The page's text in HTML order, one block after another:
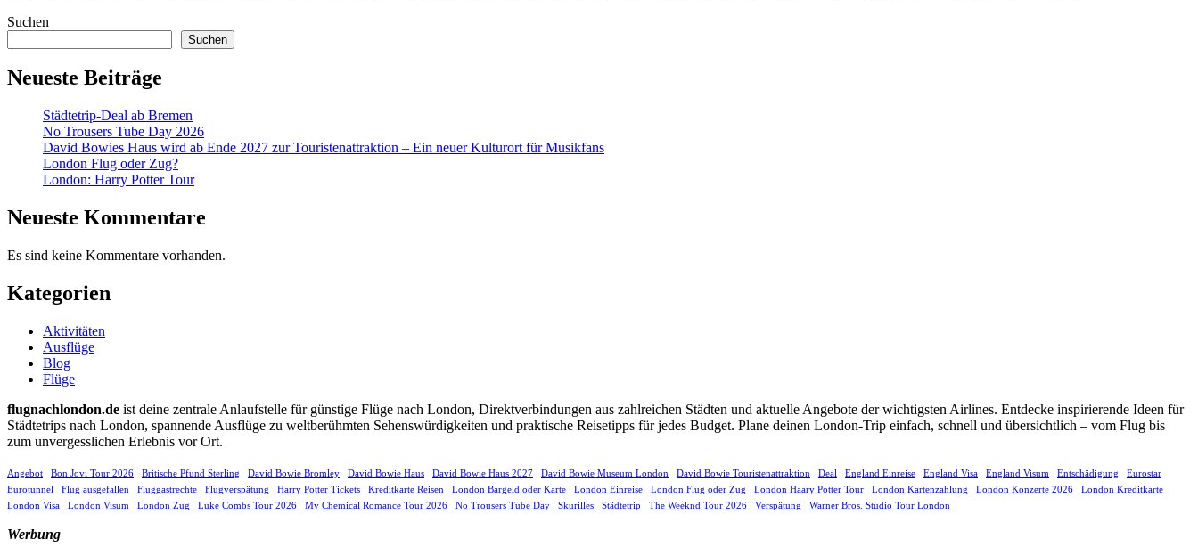
Suchen
Suchen
Neueste Beiträge
Städtetrip-Deal ab Bremen
No Trousers Tube Day 2026
David Bowies Haus wird ab Ende 2027 zur Touristenattraktion – Ein neuer Kulturort für Musikfans
London Flug oder Zug?
London: Harry Potter Tour
Neueste Kommentare
Es sind keine Kommentare vorhanden.
Kategorien
Aktivitäten
Ausflüge
Blog
Flüge
flugnachlondon.de ist deine zentrale Anlaufstelle für günstige Flüge nach London, Direktverbindungen aus zahlreichen Städten und aktuelle Angebote der wichtigsten Airlines. Entdecke inspirierende Ideen für
Städtetrips nach London, spannende Ausflüge zu weltberühmten Sehenswürdigkeiten und praktische Reisetipps für jedes Budget. Plane deinen London-Trip einfach, schnell und übersichtlich – vom Flug bis
zum unvergesslichen Erlebnis vor Ort.
Angebot Bon Jovi Tour 2026 Britische Pfund Sterling David Bowie Bromley David Bowie Haus David Bowie Haus 2027 David Bowie Museum London David Bowie Touristenattraktion Deal England Einreise England Visa England Visum Entschädigung
Eurostar
Eurotunnel
Flug ausgefallen Fluggastrechte Flugverspätung Harry Potter Tickets Kreditkarte Reisen London Bargeld oder Karte London Einreise London Flug oder Zug London Haary Potter Tour London Kartenzahlung London Konzerte 2026
London Kreditkarte
London Visa
London Visum London Zug Luke Combs Tour 2026 My Chemical Romance Tour 2026 No Trousers Tube Day Skurilles Städtetrip The Weeknd Tour 2026 Verspätung Warner Bros. Studio Tour London
Werbung